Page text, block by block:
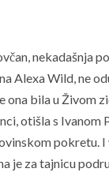
nekadašnja
Alexa Wild, ne
ona bila u Živom
otišla s Ivanom
pokretu. I
je za tajnicu